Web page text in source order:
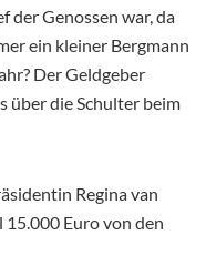
der Genossen war, da
ein kleiner Bergmann
Der Geldgeber
über die Schulter beim
Regina van
Euro von den